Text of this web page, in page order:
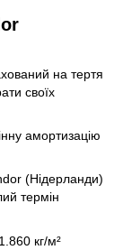
на тертя
своїх
амортизацію
(Нідерланди)
термін
кг/м²